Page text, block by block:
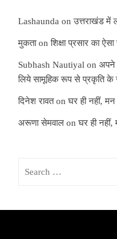
Lashaunda onउत्तराखंड में
मुकताonशिक्षा प्रसार का
Subhash Nautiyal on अपने
लिये सामूहिक रूप से प्रकृति के
दिनेश रावतonघर ही नहीं, मन
अरूणा सेमवाल onघर ही नहीं,